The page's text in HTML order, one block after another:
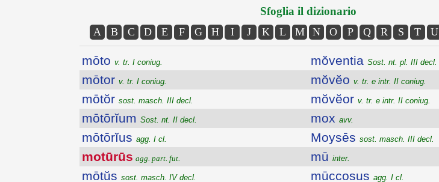
Sfoglia il dizionario
A B C D E F G H I J K L M N O P Q R S T U
mōto v. tr. I coniug.
mōtor v. tr. I coniug.
mōtŏr sost. masch. III decl.
mōtōrĭum Sost. nt. II decl.
mōtōrĭus agg. I cl.
motūrūs agg. part. fut.
mōtŭs sost. masch. IV decl.
mŏventia Sost. nt. pl. III decl.
mŏvĕo v. tr. e intr. II coniug.
mŏvĕor v. tr. e intr. II coniug.
mox avv.
Moysēs sost. masch. III decl.
mū inter.
mūccosus agg. I cl.